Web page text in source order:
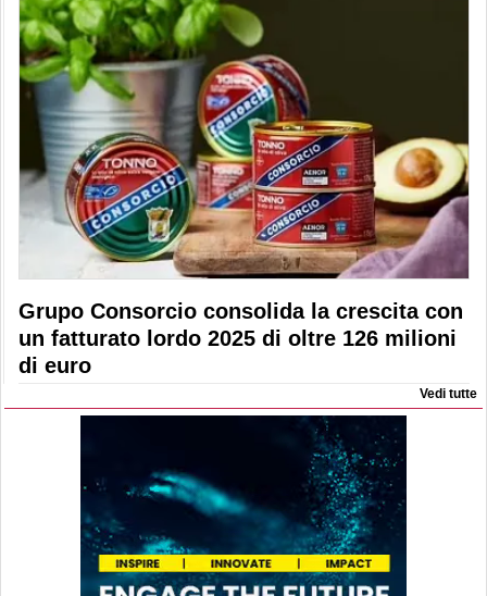
Grupo Consorcio consolida la crescita con
un fatturato lordo 2025 di oltre 126 milioni
di euro
Vedi tutte